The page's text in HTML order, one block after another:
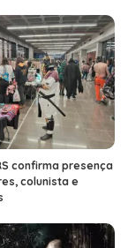
confirma presença
colunista e